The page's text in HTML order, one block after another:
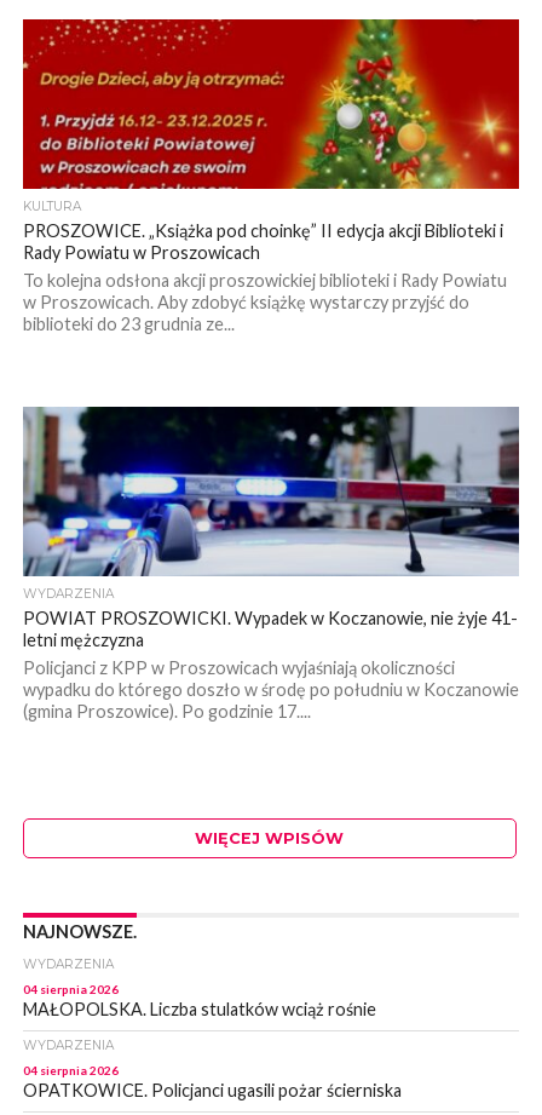
KULTURA
PROSZOWICE. „Książka pod choinkę” II edycja akcji Biblioteki i
Rady Powiatu w Proszowicach
To kolejna odsłona akcji proszowickiej biblioteki i Rady Powiatu
w Proszowicach. Aby zdobyć książkę wystarczy przyjść do
biblioteki do 23 grudnia ze...
WYDARZENIA
POWIAT PROSZOWICKI. Wypadek w Koczanowie, nie żyje 41-
letni mężczyzna
Policjanci z KPP w Proszowicach wyjaśniają okoliczności
wypadku do którego doszło w środę po południu w Koczanowie
(gmina Proszowice). Po godzinie 17....
WIĘCEJ WPISÓW
NAJNOWSZE.
WYDARZENIA
04 sierpnia 2026
MAŁOPOLSKA. Liczba stulatków wciąż rośnie
WYDARZENIA
04 sierpnia 2026
OPATKOWICE. Policjanci ugasili pożar ścierniska